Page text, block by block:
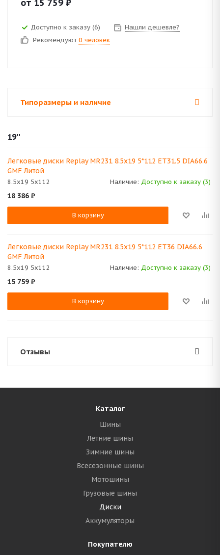
от 15 759 ₽
Доступно к заказу (6)
Нашли дешевле?
Рекомендуют 0 человек
Типоразмеры и наличие
19''
Легковые диски Replay MR231 8.5x19 5*112 ET31.5 DIA66.6
GMF Литой
8.5x19 5x112 Наличие: Доступно к заказу (3)
18 386 ₽
В корзину
Легковые диски Replay MR231 8.5x19 5*112 ET36 DIA66.6
GMF Литой
8.5x19 5x112 Наличие: Доступно к заказу (3)
15 759 ₽
В корзину
Отзывы
Каталог
Шины
Летние шины
Зимние шины
Всесезонные шины
Мотошины
Грузовые шины
Диски
Аккумуляторы
Покупателю